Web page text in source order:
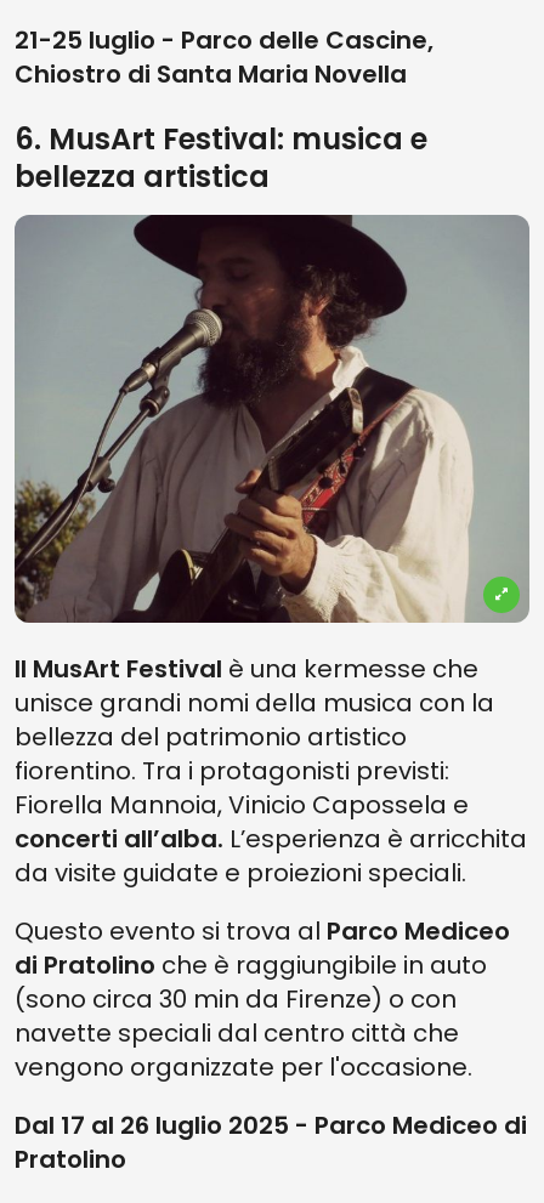
21-25 luglio - Parco delle Cascine,
Chiostro di Santa Maria Novella
6. MusArt Festival: musica e
bellezza artistica
Il MusArt Festival è una kermesse che
unisce grandi nomi della musica con la
bellezza del patrimonio artistico
fiorentino. Tra i protagonisti previsti:
Fiorella Mannoia, Vinicio Capossela e
concerti all’alba. L’esperienza è arricchita
da visite guidate e proiezioni speciali.
Questo evento si trova al Parco Mediceo
di Pratolino che è raggiungibile in auto
(sono circa 30 min da Firenze) o con
navette speciali dal centro città che
vengono organizzate per l'occasione.
Dal 17 al 26 luglio 2025 - Parco Mediceo di
Pratolino